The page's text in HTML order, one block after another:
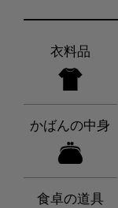
衣料品
かばんの中身
食卓の道具